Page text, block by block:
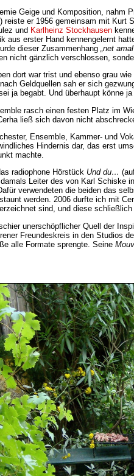
Geige und Komposition,
reiste er 1956 gemeinsam mit Kurt
und Karlheinz Stockhausen
aus erster Hand kennengelernt
dieser Zusammenhang „net
nicht gänzlich verschlossen,
dort war trist und ebenso grau
Geldquellen sah er sich
ja begabt. Und überhaupt könne
rasch einen festen Platz im
ließ sich davon nicht
Ensemble, Kammer- und
Hindernis dar, das erst
machte.
radiophone Hörstück Und du…
Leiter des von Karl
verwendeten die beiden das
werden. 2006 durfte ich mit
sind, und diese
unerschöpflicher Quell der
Freundeskreis in den
alle Formate sprengte. Seine